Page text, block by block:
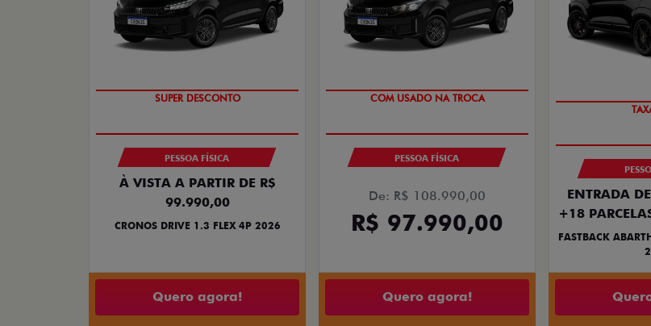
BÔNUS DE ATÉ R$ 14 MIL
PESSOA FÍSICA
À VISTA A PARTIR DE R$
99.990,00
CRONOS DRIVE 1.3 FLEX 4P 2026
Quero agora!
SUPER DESCONTO
PESSOA FÍSICA
De: R$ 108.990,00
R$ 97.990,00
Quero agora!
SAIA
ENTRADA
+18
FASTBACK